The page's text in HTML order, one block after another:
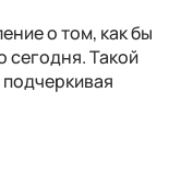
о том, как бы
сегодня. Такой